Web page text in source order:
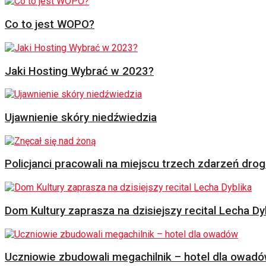
Co to jest WOPO?
Jaki Hosting Wybrać w 2023?
Ujawnienie skóry niedźwiedzia
Policjanci pracowali na miejscu trzech zdarzeń
Dom Kultury zaprasza na dzisiejszy recital Lecha
Uczniowie zbudowali megachilnik – hotel dla